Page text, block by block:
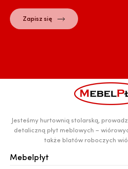
Jesteśmy hurtownią stolarską,
detaliczną płyt meblowych –
także blatów roboczych
Mebelpłyt